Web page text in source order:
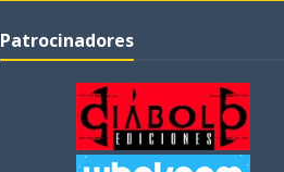
Patrocinadores